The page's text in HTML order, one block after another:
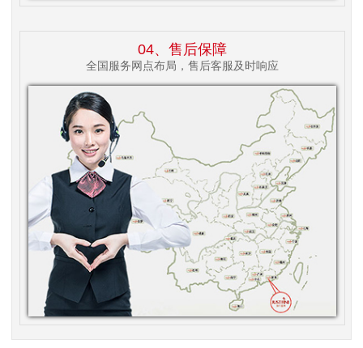
04、售后保障
全国服务网点布局，售后客服及时响应